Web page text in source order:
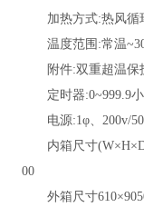
加热方式:热风循
温度范围 :常温
附件:双重超温保
定时器:0~999.9
电源:1φ、200v/
内箱尺寸
00
外箱尺寸